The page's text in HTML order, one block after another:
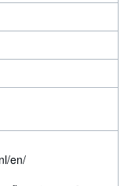
en/